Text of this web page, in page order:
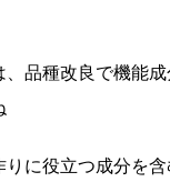
品種改良で機能
に役立つ成分を